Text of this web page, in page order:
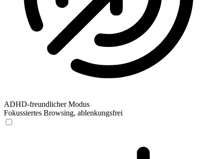
ADHD-freundlicher Modus
Fokussiertes Browsing, ablenkungsfrei